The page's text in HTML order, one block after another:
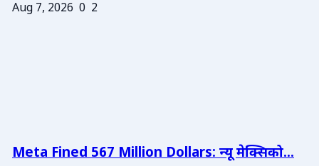
Aug 7, 2026 0 2
Meta Fined 567 Million Dollars: न्यू मेक्सिको...